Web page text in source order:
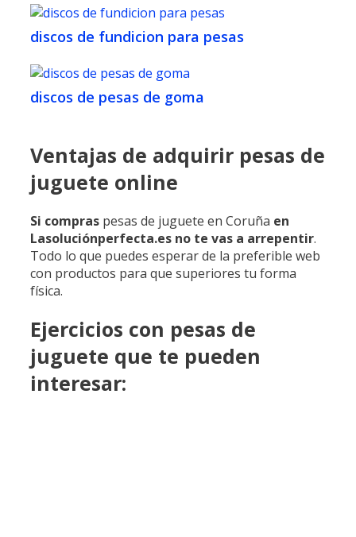
discos de fundicion para pesas
discos de pesas de goma
Ventajas de adquirir pesas de
juguete online
Si compras pesas de juguete en Coruña en
Lasoluciónperfecta.es no te vas a arrepentir.
Todo lo que puedes esperar de la preferible web
con productos para que superiores tu forma
física.
Ejercicios con pesas de
juguete que te pueden
interesar: